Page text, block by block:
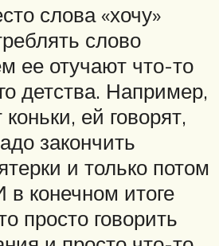
слова «хочу»
слово
ее отучают что-то
детства. Например,
ей говорят,
закончить
и только потом
в конечном итоге
просто говорить